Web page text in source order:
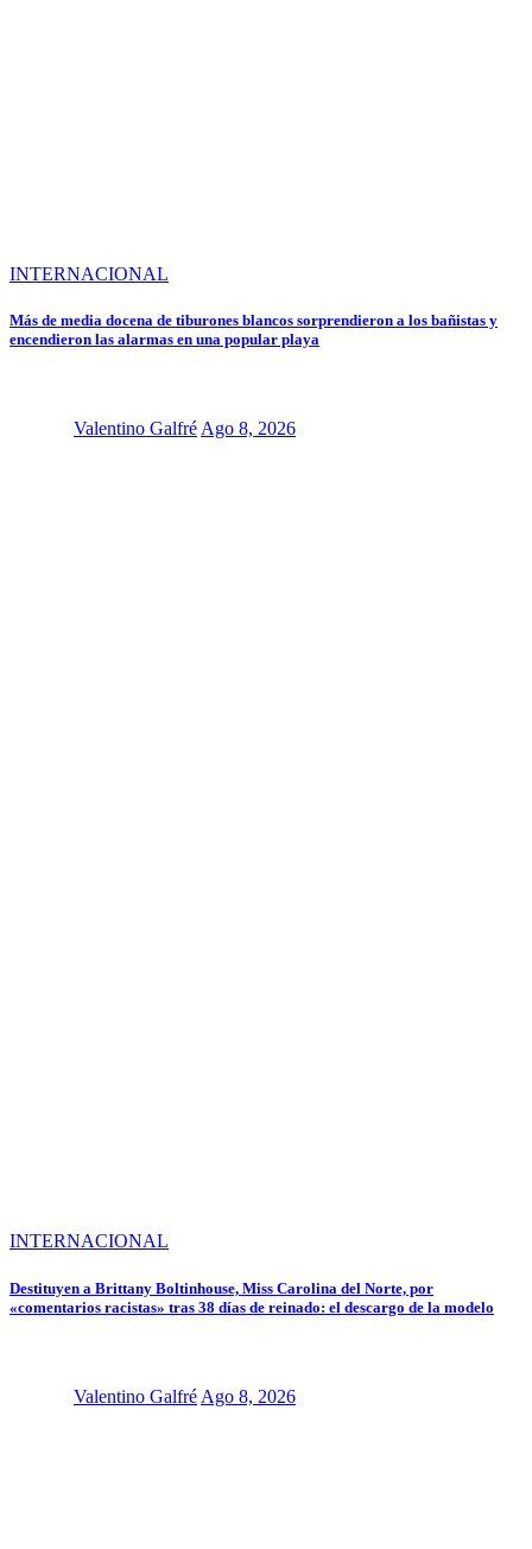
INTERNACIONAL
Más de media docena de tiburones blancos sorprendieron a los bañistas y
encendieron las alarmas en una popular playa
Valentino GalfréAgo 8, 2026
INTERNACIONAL
Destituyen a Brittany Boltinhouse, Miss Carolina del Norte, por
«comentarios racistas» tras 38 días de reinado: el descargo de la modelo
Valentino Galfré Ago 8, 2026